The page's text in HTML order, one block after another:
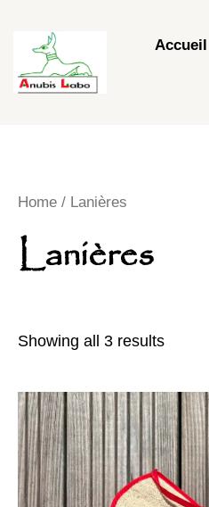
content
Accueil
Home / Lanières
Lanières
Showing all 3 results